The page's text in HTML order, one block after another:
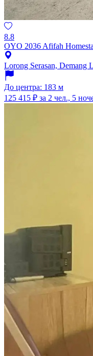
8.8
OYO 2036 Afifah
Lorong Serasan, Demang
До центра: 183 м
125 415 ₽ за 2 чел., 5